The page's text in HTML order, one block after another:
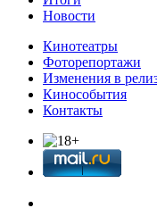
Новости
Кинотеатры
Фоторепортажи
Изменения в
Кинособытия
Контакты